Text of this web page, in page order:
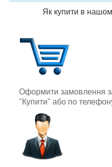
Як купити в
Оформити замовлення
"Купити" або по